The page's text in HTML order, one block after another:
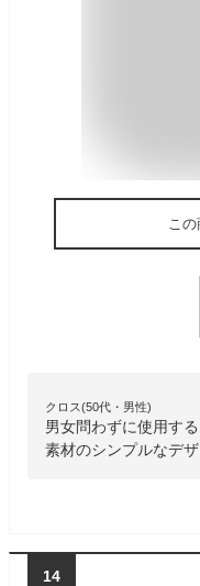
こ
クロス(50代・男性)
男女問わずに使用す
素材のシンプルなデ
14